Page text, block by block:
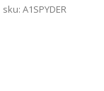
sku: A1SPYDER